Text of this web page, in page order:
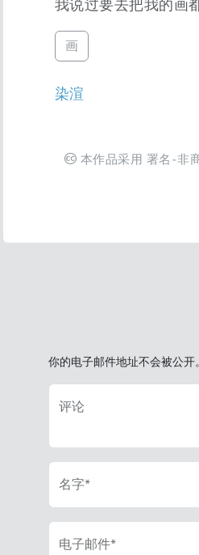
我说过要去把我的画
画
染渲
本作品采用 署名-非
你的电子邮件地址不会被公开。
评论
名字*
电子邮件*